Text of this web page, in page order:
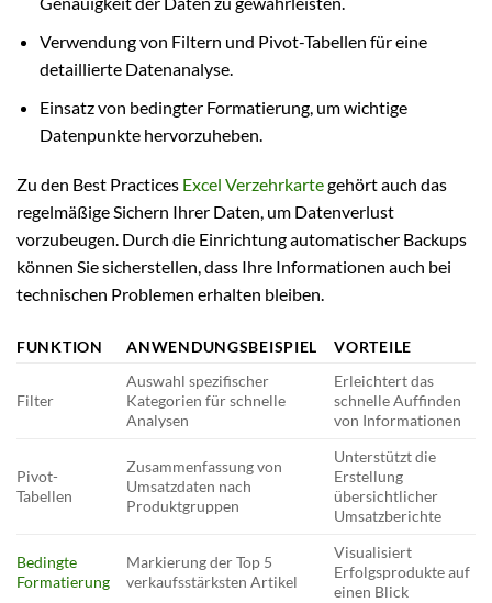
Verwendung von Filtern und Pivot-Tabellen für eine
detaillierte Datenanalyse.
Einsatz von bedingter Formatierung, um wichtige
Datenpunkte hervorzuheben.
Zu den Best Practices Excel Verzehrkartegehört auch das
regelmäßige Sichern Ihrer Daten, um Datenverlust
vorzubeugen. Durch die Einrichtung automatischer Backups
können Sie sicherstellen, dass Ihre Informationen auch bei
technischen Problemen erhalten bleiben.
FUNKTION ANWENDUNGSBEISPIEL VORTEILE
Filter
Auswahl spezifischer
Kategorien für schnelle
Analysen
Erleichtert das
schnelle Auffinden
von Informationen
Pivot-
Tabellen
Zusammenfassung von
Umsatzdaten nach
Produktgruppen
Unterstützt die
Erstellung
übersichtlicher
Umsatzberichte
Bedingte
Formatierung
Markierung der Top 5
verkaufsstärksten Artikel
Visualisiert
Erfolgsprodukte auf
einen Blick